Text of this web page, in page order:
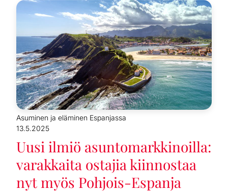
Asuminen ja eläminen Espanjassa
13.5.2025
Uusi ilmiö asuntomarkkinoilla:
varakkaita ostajia kiinnostaa
nyt myös Pohjois-Espanja